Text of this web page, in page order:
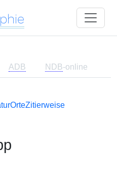
ADB NDB-online
OrteZitierweise